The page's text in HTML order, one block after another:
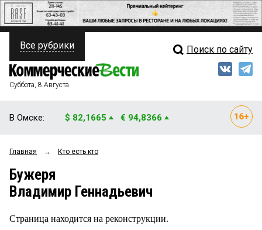
ПОЛИТИКА
ФИНАНСЫ
ОБЩЕСТВО
ЗАКОН
Свежий выпуск
Все рубрики Поиск по сайту
Суббота, 8 Августа
В Омске: $ 82,1665 € 94,8366
Главная → Кто есть кто
Бужеря
Владимир Геннадьевич
Страница находится на реконструкции.